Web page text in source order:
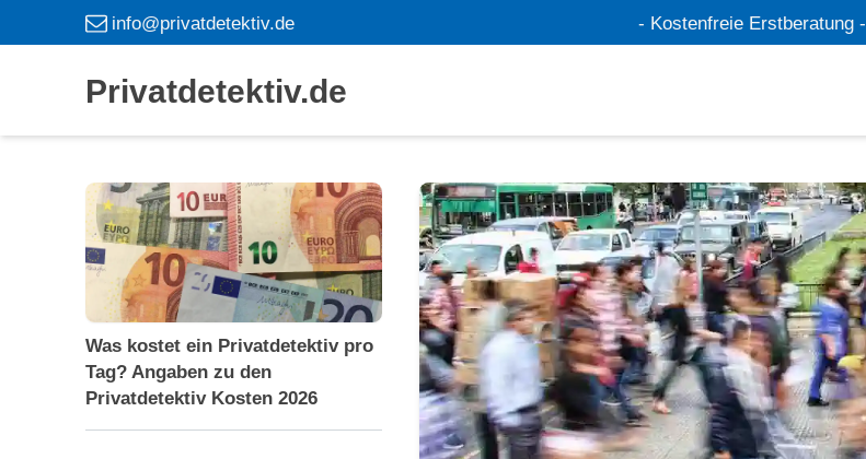
info@privatdetektiv.de - Kostenfreie Erstberatung -
Privatdetektiv.de
Was kostet ein Privatdetektiv pro
Tag? Angaben zu den
Privatdetektiv Kosten 2026